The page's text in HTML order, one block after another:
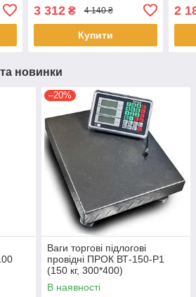
3 312₴ 4 140 ₴
Купити
2
та новинки
–20%
Ваги торгові підлогові
провідні ПРОК ВТ-150-Р1
(150 кг, 300*400)
В наявності